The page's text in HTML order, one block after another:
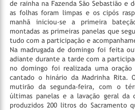
de rainha na Fazenda São Sebastião e
as folhas foram limpas e os cipós
manhã iniciou-se a primeira
montadas as primeiras panelas que
tudo com a participação e
Na madrugada de domingo foi feita
adiante durante a tarde com a
no domingo foi realizada uma
cantado o hinário da Madrinha Rita.
mutirão da segunda-feira, com o
últimas panelas e a lavação geral da
produzidos 200 litros do Sacramento